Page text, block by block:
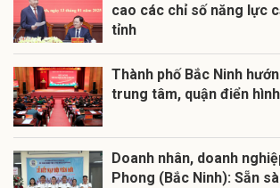
cao các chỉ số năng lực
tỉnh
Thành phố Bắc Ninh
trung tâm, quận điển
Doanh nhân, doanh
Phong (Bắc Ninh): Sẵn